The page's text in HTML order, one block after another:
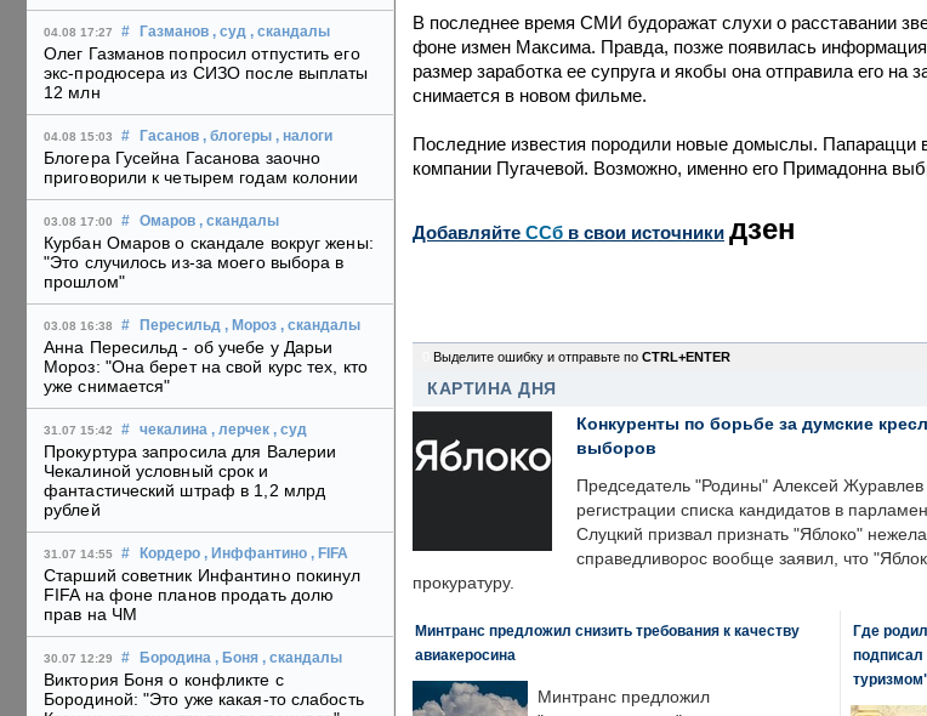
04.08 17:27 # Газманов , суд , скандалы
Олег Газманов попросил отпустить его
экс-продюсера из СИЗО после выплаты
12 млн
04.08 15:03 # Гасанов , блогеры , налоги
Блогера Гусейна Гасанова заочно
приговорили к четырем годам колонии
03.08 17:00 # Омаров , скандалы
Курбан Омаров о скандале вокруг жены:
"Это случилось из-за моего выбора в
прошлом"
03.08 16:38 # Пересильд , Мороз , скандалы
Анна Пересильд - об учебе у Дарьи
Мороз: "Она берет на свой курс тех, кто
уже снимается"
31.07 15:42 # чекалина , лерчек , суд
Прокуртура запросила для Валерии
Чекалиной условный срок и
фантастический штраф в 1,2 млрд
рублей
31.07 14:55 # Кордеро , Инффантино , FIFA
Старший советник Инфантино покинул
FIFA на фоне планов продать долю
прав на ЧМ
30.07 12:29 # Бородина , Боня , скандалы
Виктория Боня о конфликте с
Бородиной: "Это уже какая-то слабость
В последнее время СМИ будоражат слухи о расставании
фоне измен Максима. Правда, позже появилась
размер заработка ее супруга и якобы она отправила его на
снимается в новом фильме.
Последние известия породили новые домыслы. Папарацци
компании Пугачевой. Возможно, именно его Примадонна
Добавляйте CСб в свои источники дзен
Выделите ошибку и отправьте по CTRL+ENTER
КАРТИНА ДНЯ
Конкуренты по борьбе за думские
выборов
Председатель "Родины" Алексей
регистрации списка кандидатов в
Слуцкий призвал признать "Яблоко"
справедливорос вообще заявил, что
прокуратуру.
Минтранс предложил снизить требования к качеству
авиакеросина
Минтранс предложил
Где
подписал